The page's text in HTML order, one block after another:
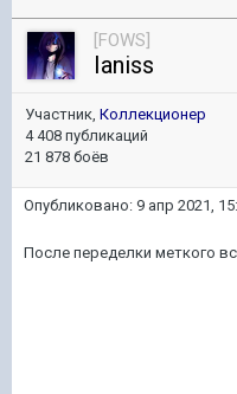
[FOWS]
Ianiss
Участник, Коллекционер
4 408 публикаций
21 878 боёв
Опубликовано: 9 апр 2021,
После переделки меткого